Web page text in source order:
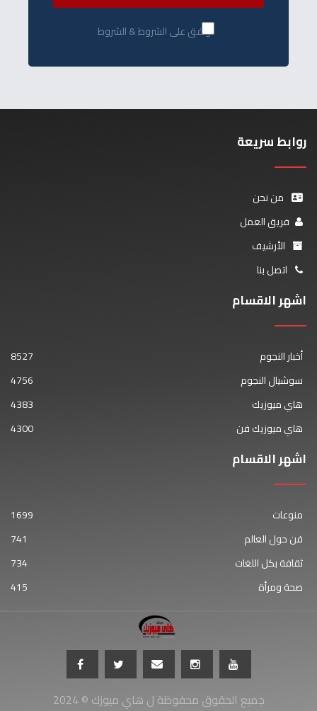
أوافق على الشروط & الشروط
روابط سريعة
من نحن
فريق العمل
الأرشيف
اتصل بنا
اشهر الاقسام
أخبار النجوم
8527
سوشيال النجوم
4756
هاي ميوزيك
4383
هاي ميوزيك فن
4300
اشهر الاقسام
منوعات
1699
فن حول العالم
741
ثقافة بكل اللغات
734
صحة ومرأة
415
جميع الحقوق محفوظة ل هاي ميوزك © 2024